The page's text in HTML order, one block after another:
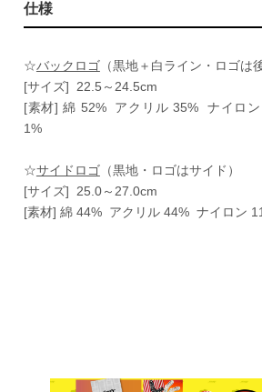
仕様
☆バックロゴ（黒地＋白ライン・ロゴは後
[サイズ] 22.5～24.5cm
[素材] 綿 52% アクリル 35% ナイロ
1%
☆サイドロゴ（黒地・ロゴはサイド）
[サイズ] 25.0～27.0cm
[素材] 綿 44% アクリル 44% ナイロン